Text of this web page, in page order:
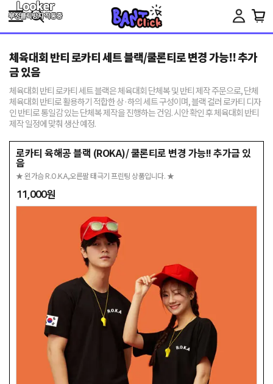
Toggle
체육대회 반티 로카티 세트 블랙/쿨론티로 변경 가능!! 추가
금 있음
체육대회 반티 로카티 세트 블랙은 체육대회 단체복 및 반티 제작 주문으로, 단체
체육대회 반티로 활용하기 적합한 상·하의 세트 구성이며, 블랙 컬러 로카티 디자
인 반티로 통일감 있는 단체복 제작을 진행하는 건임. 시안 확인 후 체육대회 반티
제작 일정에 맞춰 생산 예정.
로카티 육해공 블랙 (ROKA)/ 쿨론티로 변경 가능!! 추가금 있
음
★ 왼가슴 R.O.K.A,오른팔 태극기 프린팅 상품입니다. ★
11,000원